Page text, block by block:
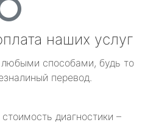
наших услуг
способами, будь то
перевод.
диагностики –